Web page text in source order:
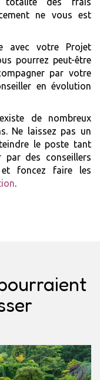
ne vous est
avec votre Projet
pourrez peut-être
par votre
en évolution
de nombreux
Ne laissez pas un
le poste tant
par des conseillers
et foncez faire les
.